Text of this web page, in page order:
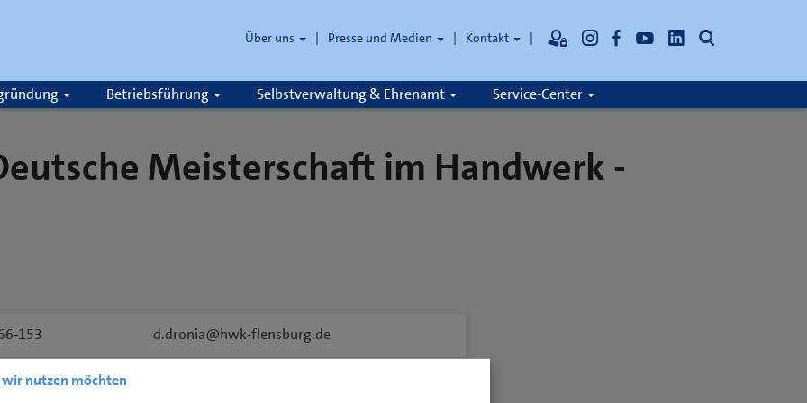
Über uns Presse und Medien Kontakt
Betriebsführung Selbstverwaltung & Ehrenamt Service-Center
Meisterschaft im Handwerk -
153 d.dronia@hwk-flensburg.de
nutzen möchten